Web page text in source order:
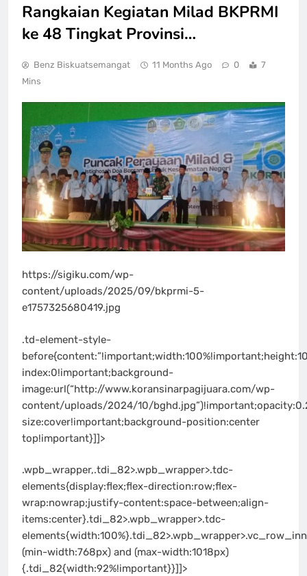
Rangkaian Kegiatan Milad BKPRMI
ke 48 Tingkat Provinsi…
Benz Biskuatsemangat 11 Months Ago 0
7
Mins
https://sigiku.com/wp-
content/uploads/2025/09/bkprmi-5-
e1757325680419.jpg
.td-element-style-
index:0!important;background-
image:url(“http://www.koransinarpagijuara.com/wp-
content/uploads/2024/10/
size:cover!important;background-position:center
top!important}]]>
.wpb_wrapper,.tdi_82>.wpb_wrapper>.tdc-
elements{display:flex;flex-direction:row;flex-
wrap:nowrap;justify-content:space-between;align-
items:center}.tdi_82>.wpb_wrapper>.tdc-
(min-width:768px) and (max-width:1018px)
{.tdi_82{width:92%!important}}]]>